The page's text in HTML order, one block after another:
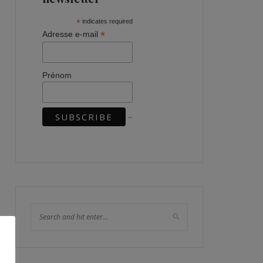
* indicates required
Adresse e-mail *
Prénom